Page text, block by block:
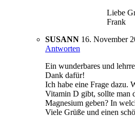
Liebe
Frank
SUSANN 16. November
Antworten
Ein wunderbares und
Dank dafür!
Ich habe eine Frage dazu.
Vitamin D gibt, sollte man
Magnesium geben? In
Viele Grüße und einen